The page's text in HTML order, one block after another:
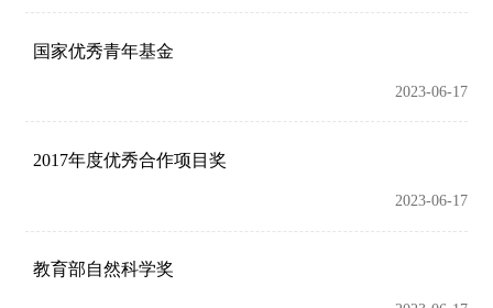
国家优秀青年基金
2023-06-17
2017年度优秀合作项目奖
2023-06-17
教育部自然科学奖